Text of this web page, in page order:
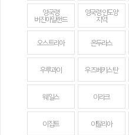
영국령
버진아일랜드
영국령 인도양
지역
오스트리아 온두라스
우루과이 우즈베키스탄
웨일스 이라크
이집트 이탈리아